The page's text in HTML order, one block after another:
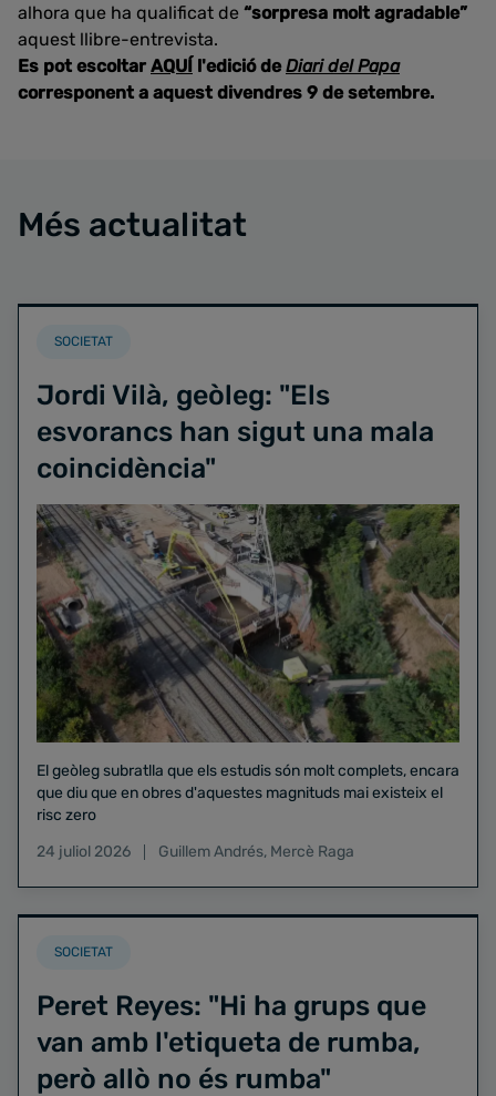
alhora que ha qualificat de “sorpresa molt agradable”
aquest llibre-entrevista.
Es pot escoltar AQUÍ l'edició deDiari del Papa
corresponent a aquest divendres 9 de setembre.
Més actualitat
SOCIETAT
Jordi Vilà, geòleg: "Els
esvorancs han sigut una mala
coincidència"
El geòleg subratlla que els estudis són molt complets, encara
que diu que en obres d'aquestes magnituds mai existeix el
risc zero
24 juliol 2026
Guillem Andrés, Mercè Raga
SOCIETAT
Peret Reyes: "Hi ha grups que
van amb l'etiqueta de rumba,
però allò no és rumba"